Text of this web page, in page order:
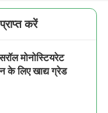
करें
मोनोस्टियरेट
के लिए खाद्य ग्रेड